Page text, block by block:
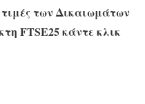
των Δικαιωμάτων
FTSE25 κάντε κλικ